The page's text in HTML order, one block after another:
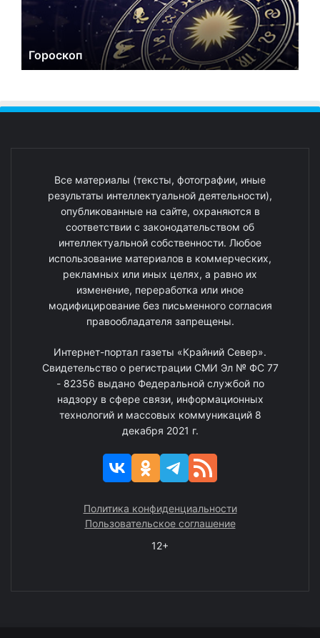
Гороскоп
Все материалы (тексты, фотографии, иные
результаты интеллектуальной деятельности),
опубликованные на сайте, охраняются в
соответствии с законодательством об
интеллектуальной собственности. Любое
использование материалов в коммерческих,
рекламных или иных целях, а равно их
изменение, переработка или иное
модифицирование без письменного согласия
правообладателя запрещены.
Интернет-портал газеты «Крайний Север».
Свидетельство о регистрации СМИ Эл № ФС 77
- 82356 выдано Федеральной службой по
надзору в сфере связи, информационных
технологий и массовых коммуникаций 8
декабря 2021 г.
Политика конфиденциальности
Пользовательское соглашение
12+